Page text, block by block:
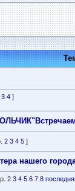
3 4]
2 3 4 5]
нашего
2 3 4 5 6 7 8